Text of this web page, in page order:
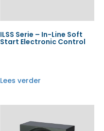
ILSS Serie – In-Line Soft
Start Electronic Control
Lees verder